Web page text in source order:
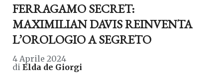
FERRAGAMO SECRET:
MAXIMILIAN DAVIS REINVENTA
L’OROLOGIO A SEGRETO
4 Aprile 2024
di Elda de Giorgi